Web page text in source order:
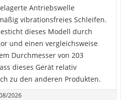
Antriebswelle
vibrationsfreies Schleifen.
dieses Modell durch
und einen vergleichsweise
Durchmesser von 203
dieses Gerät relativ
zu den anderen Produkten.
2026